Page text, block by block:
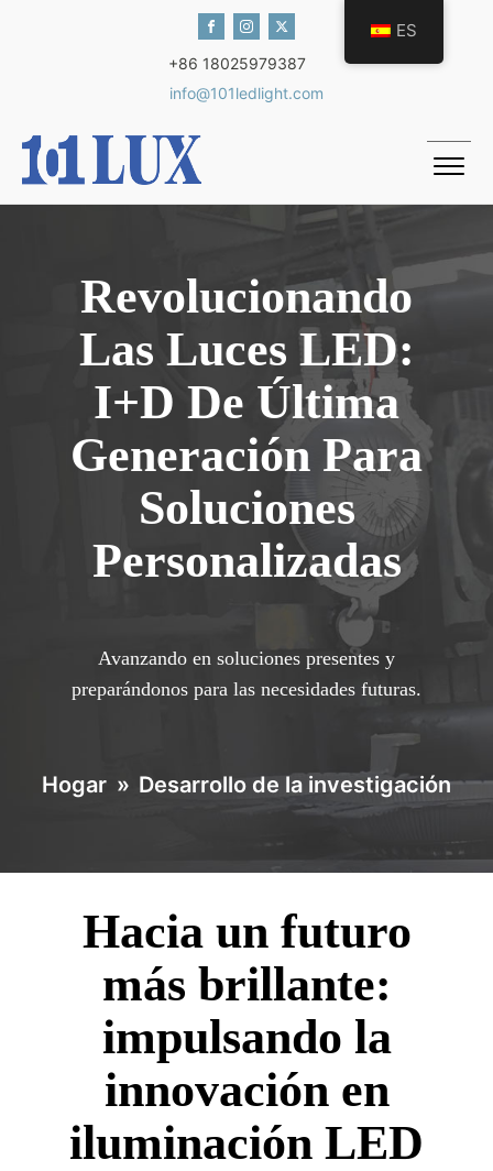
+86 18025979387
info@101ledlight.com
Revolucionando
Las Luces LED:
I+D De Última
Generación Para
Soluciones
Personalizadas
Avanzando en soluciones presentes y
preparándonos para las necesidades futuras.
Hogar » Desarrollo de la investigación
Hacia un futuro
más brillante:
impulsando la
innovación en
iluminación LED
ES